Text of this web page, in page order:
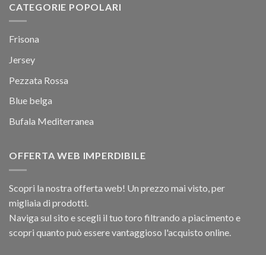
CATEGORIE POPOLARI
Frisona
Jersey
Pezzata Rossa
Blue belga
Bufala Mediterranea
OFFERTA WEB IMPERDIBILE
Scopri la nostra offerta web! Un prezzo mai visto, per
migliaia di prodotti.
Naviga sul sito e scegli il tuo toro filtrando a piacimento e
scopri quanto può essere vantaggioso l'acquisto online.